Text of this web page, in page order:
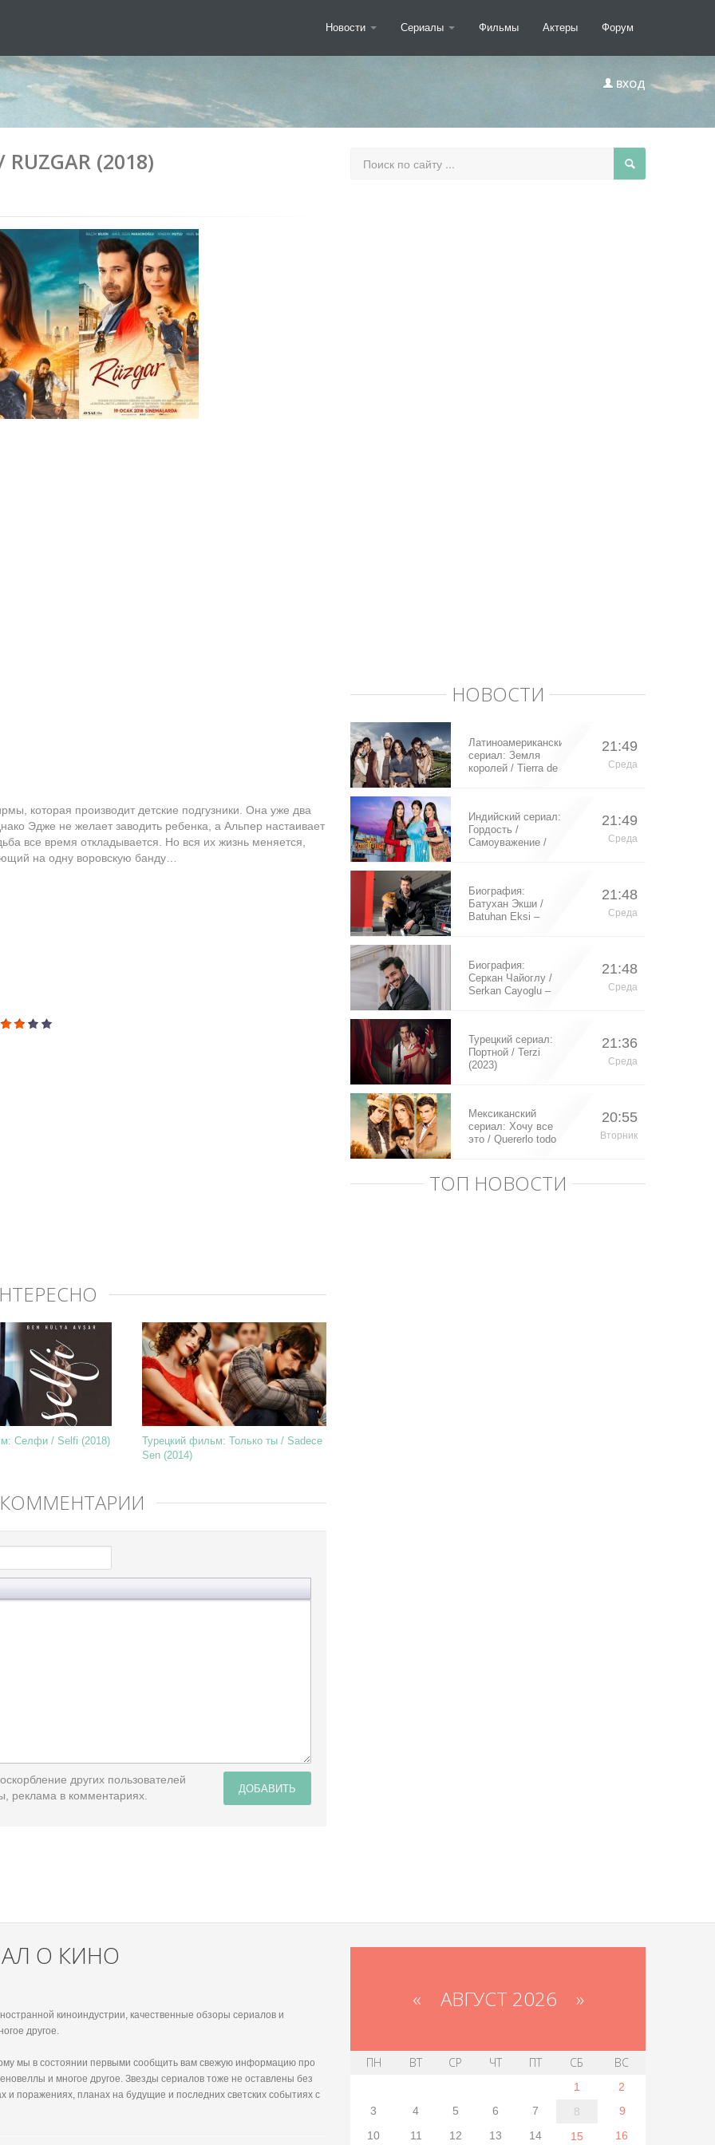
Новости Сериалы Фильмы Актеры Форум
ВХОД
(2018)
которая производит детские подгузники. Она уже два
Эдже не желает заводить ребенка, а Альпер настаивает
все время откладывается. Но вся их жизнь меняется,
на одну воровскую банду…
Селфи / Selfi (2018)
Турецкий фильм: Только ты / Sadece
Sen (2014)
ДОБАВИТЬ
других пользователей
реклама в комментариях.
НОВОСТИ
Латиноамериканский
сериал: Земля
королей / Tierra de
21:49
Среда
Индийский сериал:
Гордость /
Самоуважение /
21:49
Среда
Биография:
Батухан Экши /
Batuhan Eksi –
21:48
Среда
Биография:
Серкан Чайоглу /
Serkan Cayoglu –
21:48
Среда
Турецкий сериал:
Портной / Terzi
(2023)
21:36
Среда
Мексиканский
сериал: Хочу все
это / Quererlo todo
20:55
Вторник
ТОП НОВОСТИ
О КИНО
киноиндустрии, качественные обзоры сериалов и
другое.
мы в состоянии первыми сообщить вам свежую информацию про
и многое другое. Звезды сериалов тоже не оставлены без
поражениях, планах на будущие и последних светских событиях с
« АВГУСТ 2026 »
ПН ВТ СР ЧТ ПТ СБ ВС
1
2
3
4 5 6 7 8
9
10
11 12 13 14 15 16